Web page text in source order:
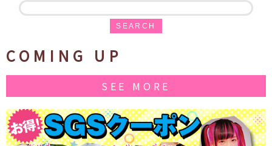
SEARCH
COMING UP
SEE MORE